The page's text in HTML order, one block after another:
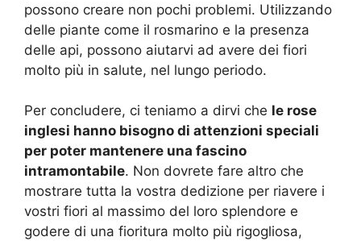
possono creare non pochi problemi. Utilizzando
delle piante come il rosmarino e la presenza
delle api, possono aiutarvi ad avere dei fiori
molto più in salute, nel lungo periodo.
Per concludere, ci teniamo a dirvi che le rose
inglesi hanno bisogno di attenzioni speciali
per poter mantenere una fascino
intramontabile. Non dovrete fare altro che
mostrare tutta la vostra dedizione per riavere i
vostri fiori al massimo del loro splendore e
godere di una fioritura molto più rigogliosa,